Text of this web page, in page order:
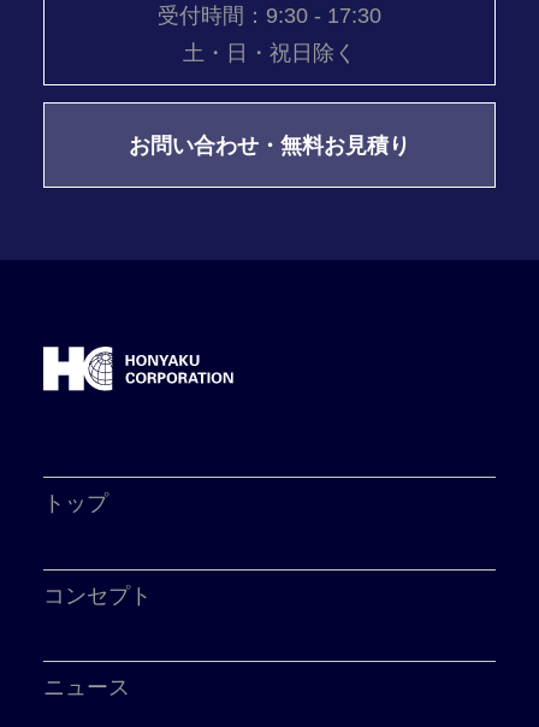
受付時間：9:30 - 17:30
土・日・祝日除く
お問い合わせ・無料お見積り
トップ
コンセプト
ニュース